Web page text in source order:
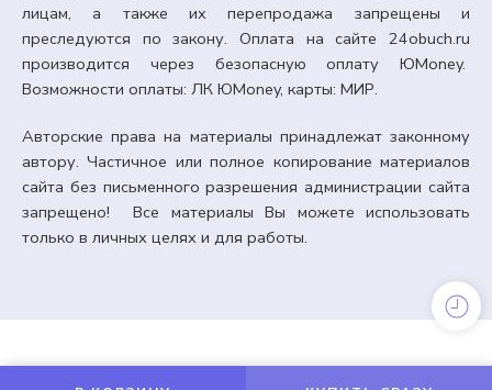
Практическая работа «Мой робот — помощник».
99,00₽Кешбэк:15 рублей
лицам, а также их перепродажа запрещены и
преследуются по закону. Оплата на сайте 24obuch.ru
производится через безопасную оплату ЮMoney.
Возможности оплаты: ЛК ЮMoney, карты: МИР.
Авторские права на материалы принадлежат законному
автору. Частичное или полное копирование материалов
сайта без письменного разрешения администрации сайта
запрещено! Все материалы Вы можете использовать
только в личных целях и для работы.